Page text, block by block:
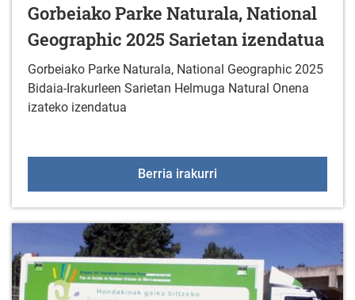
Gorbeiako Parke Naturala, National
Geographic 2025 Sarietan izendatua
Gorbeiako Parke Naturala, National Geographic 2025
Bidaia-Irakurleen Sarietan Helmuga Natural Onena
izateko izendatua
Berria irakurri